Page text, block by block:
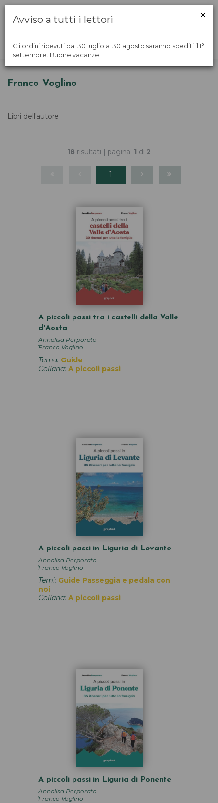
Franco Voglino
Libri dell'autore
18 risultati | pagina: 1 di 2
1
A piccoli passi tra i castelli della Valle
d'Aosta
Annalisa Porporato
,
Franco Voglino
Tema: Guide
Collana: A piccoli passi
A piccoli passi in Liguria di Levante
Annalisa Porporato
,
Franco Voglino
Temi: Guide Passeggia e pedala con
noi
Collana: A piccoli passi
A piccoli passi in Liguria di Ponente
Annalisa Porporato
,
Franco Voglino
Avviso a tutti i lettori
Gli ordini ricevuti dal 30 luglio al 30 agosto saranno spediti il 1°
settembre. Buone vacanze!